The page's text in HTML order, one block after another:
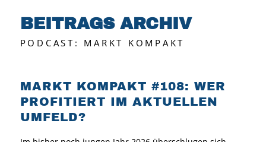
BEITRAGS ARCHIV
PODCAST: MARKT KOMPAKT
MARKT KOMPAKT #108: WER
PROFITIERT IM AKTUELLEN
UMFELD?